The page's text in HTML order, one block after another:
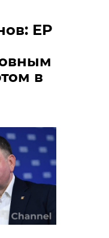
ЕР
в